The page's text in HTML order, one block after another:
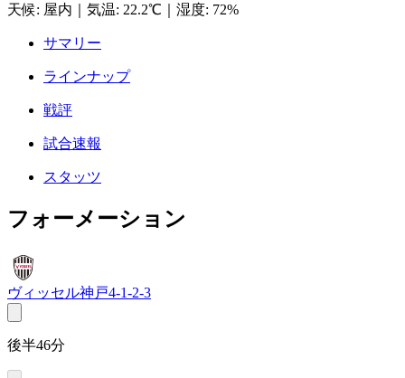
天候: 屋内 気温: 22.2℃ 湿度: 72%
サマリー
ラインナップ
戦評
試合速報
スタッツ
フォーメーション
ヴィッセル神戸4-1-2-3
後半46分